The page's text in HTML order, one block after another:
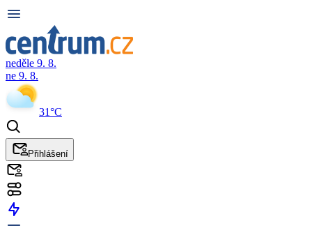
neděle 9. 8.
ne 9. 8.
31°C
Přihlášení